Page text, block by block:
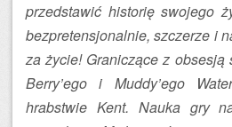
przedstawić historię swojego
bezpretensjonalnie, szczerze i
za życie! Graniczące z obsesją
Berry’ego i Muddy’ego
hrabstwie Kent. Nauka gry